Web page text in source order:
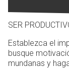
SER
Establezca el
busque
mundanas y